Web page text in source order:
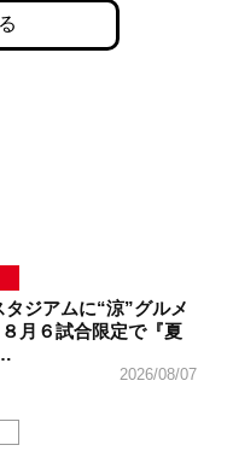
タジアムに“涼”グルメ
月６試合限定で『夏
2026/08/07